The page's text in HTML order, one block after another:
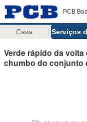
PCB
Casa Serviços
Verde rápido da
chumbo do conjunto